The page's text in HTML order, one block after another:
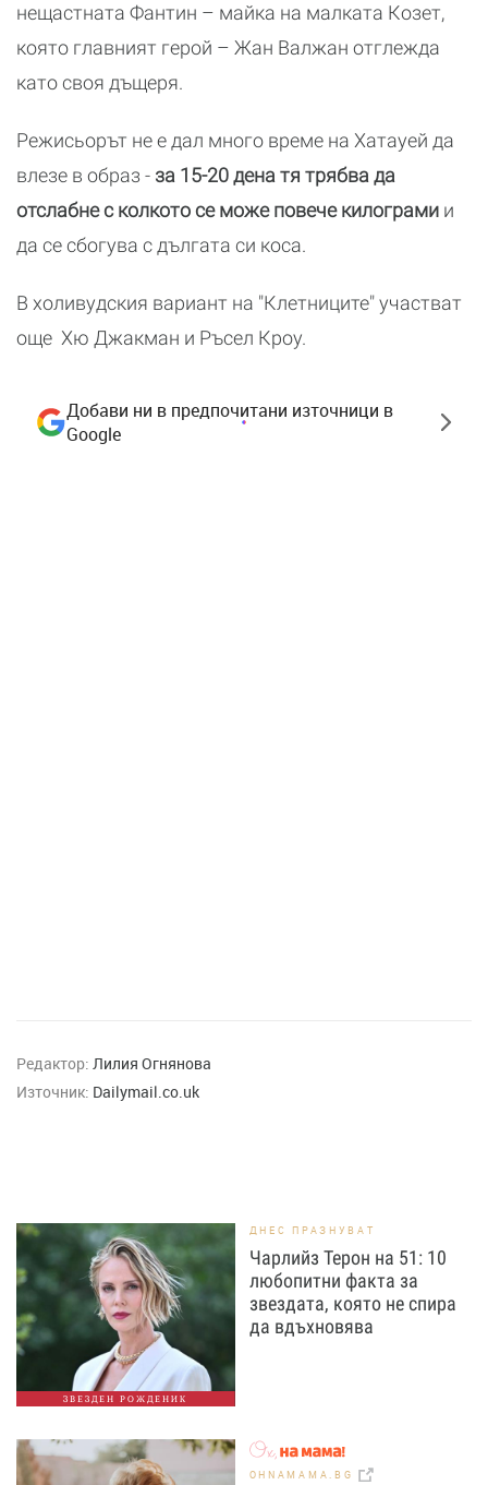
нещастната Фантин – майка на малката Козет,
която главният герой – Жан Валжан отглежда
като своя дъщеря.
Режисьорът не е дал много време на Хатауей да
влезе в образ - за 15-20 дена тя трябва да
отслабне с колкото се може повече килограми и
да се сбогува с дългата си коса.
В холивудския вариант на "Клетниците" участват
още Хю Джакман и Ръсел Кроу.
Добави ни в предпочитани източници в
Google
Редактор: Лилия Огнянова
Източник: Dailymail.co.uk
ЗВЕЗДЕН РОЖДЕНИК
ДНЕС ПРАЗНУВАТ
Чарлийз Терон на 51: 10
любопитни факта за
звездата, която не спира
да вдъхновява
OHNAMAMA.BG